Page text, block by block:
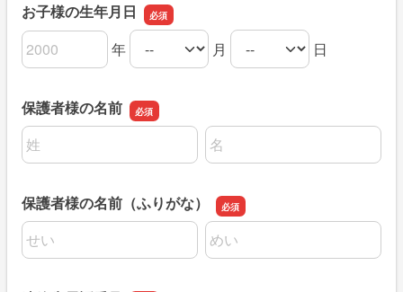
お子様の生年月日
お子様の生年月日の年
年
お子様の生年月日の月 月
お子様の生年月日の日 日
保護者様の名前
名前の姓
名前の名
保護者様の名前（ふりがな）
名前の姓
名前の名